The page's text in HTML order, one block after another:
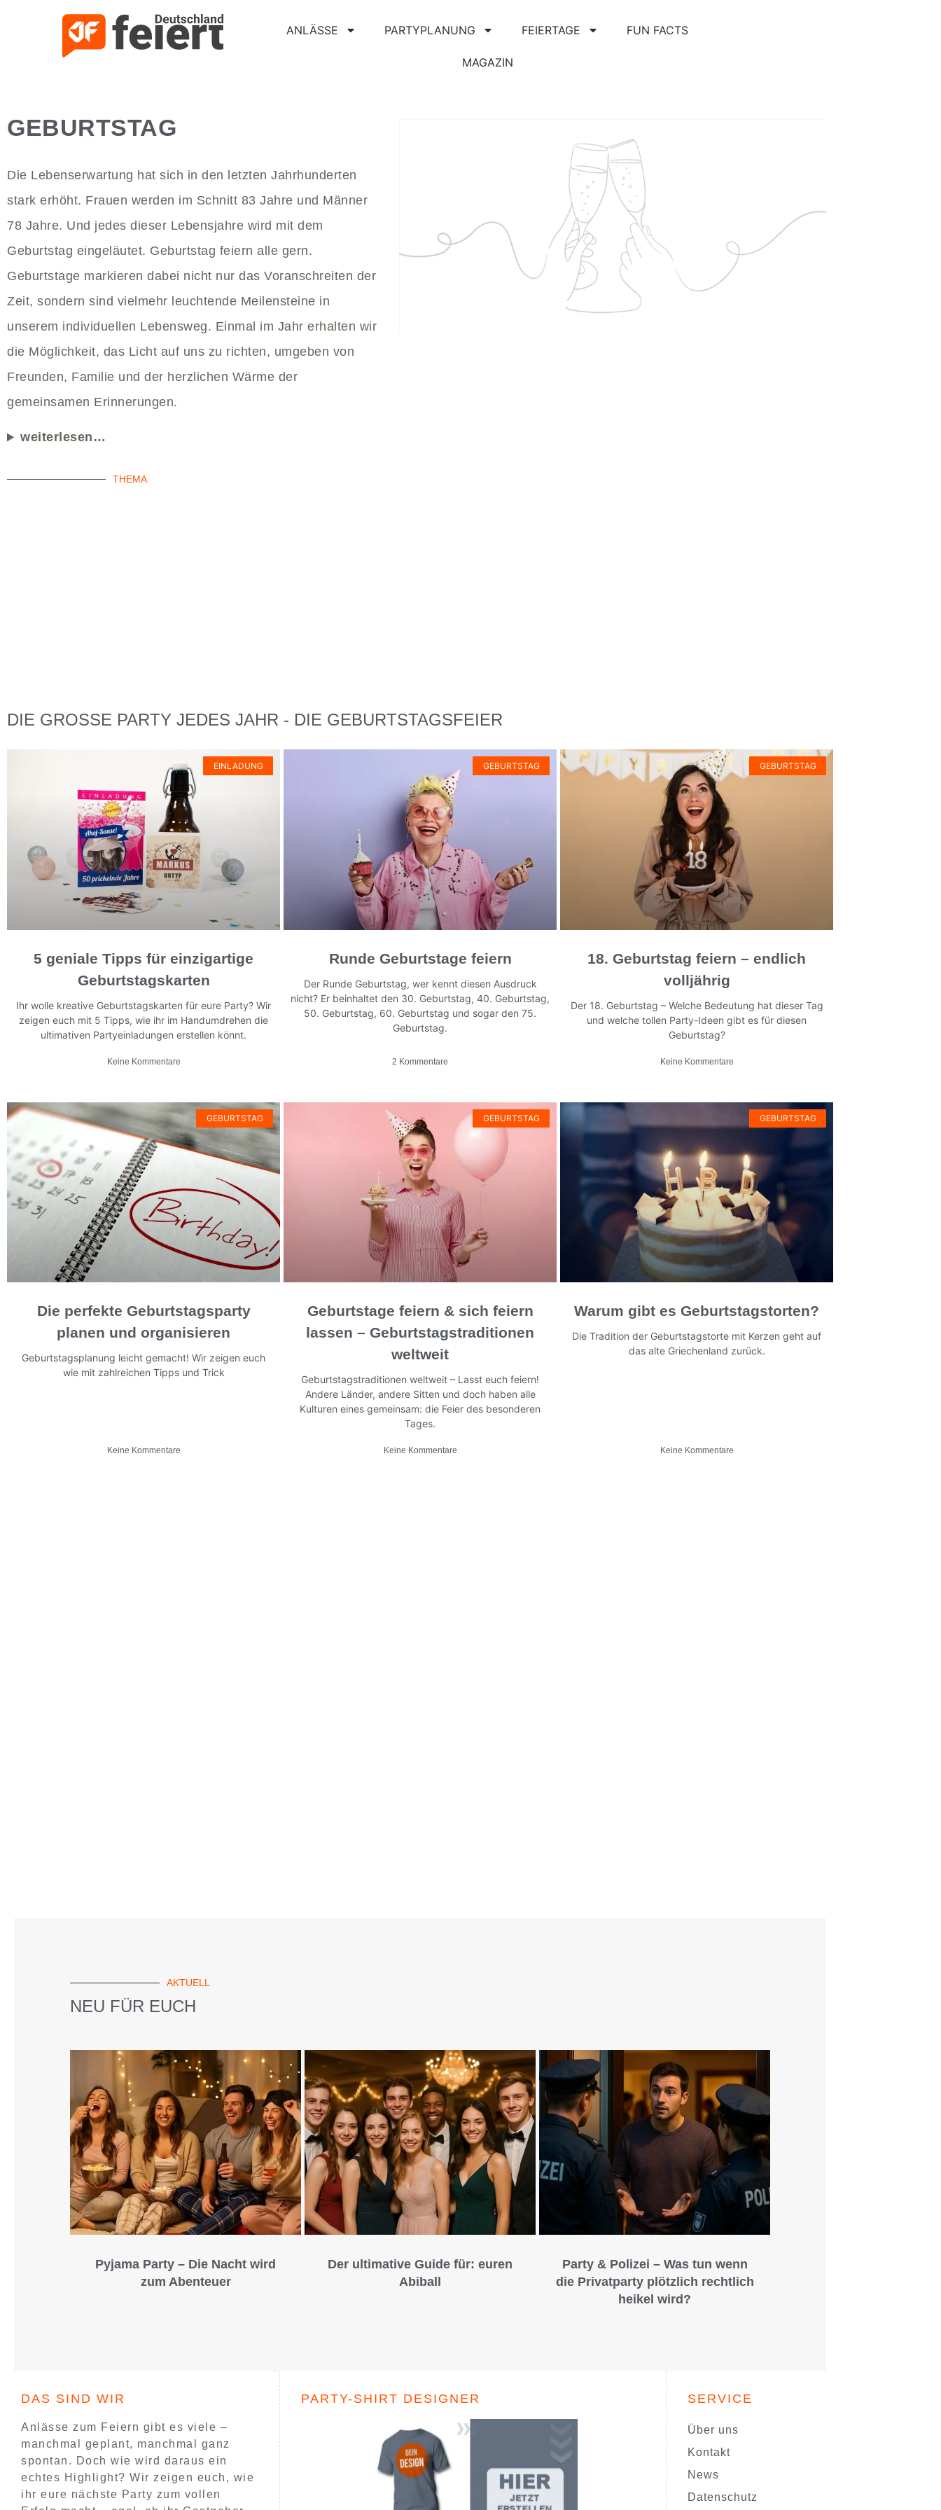
ANLÄSSE PARTYPLANUNG FEIERTAGE FUN FACTS
MAGAZIN
GEBURTSTAG
Die Lebenserwartung hat sich in den letzten Jahrhunderten
stark erhöht. Frauen werden im Schnitt 83 Jahre und Männer
78 Jahre. Und jedes dieser Lebensjahre wird mit dem
Geburtstag eingeläutet. Geburtstag feiern alle gern.
Geburtstage markieren dabei nicht nur das Voranschreiten der
Zeit, sondern sind vielmehr leuchtende Meilensteine in
unserem individuellen Lebensweg. Einmal im Jahr erhalten wir
die Möglichkeit, das Licht auf uns zu richten, umgeben von
Freunden, Familie und der herzlichen Wärme der
gemeinsamen Erinnerungen.
weiterlesen…
THEMA
DIE GROSSE PARTY JEDES JAHR - DIE GEBURTSTAGSFEIER
EINLADUNG
5 geniale Tipps für einzigartige
Geburtstagskarten
Ihr wolle kreative Geburtstagskarten für eure Party? Wir
zeigen euch mit 5 Tipps, wie ihr im Handumdrehen die
ultimativen Partyeinladungen erstellen könnt.
Keine Kommentare
GEBURTSTAG
Runde Geburtstage feiern
Der Runde Geburtstag, wer kennt diesen Ausdruck
nicht? Er beinhaltet den 30. Geburtstag, 40. Geburtstag,
50. Geburtstag, 60. Geburtstag und sogar den 75.
Geburtstag.
2 Kommentare
GEBURTSTAG
18. Geburtstag feiern – endlich
volljährig
Der 18. Geburtstag – Welche Bedeutung hat dieser Tag
und welche tollen Party-Ideen gibt es für diesen
Geburtstag?
Keine Kommentare
GEBURTSTAG
Die perfekte Geburtstagsparty
planen und organisieren
Geburtstagsplanung leicht gemacht! Wir zeigen euch
wie mit zahlreichen Tipps und Trick
Keine Kommentare
GEBURTSTAG
Geburtstage feiern & sich feiern
lassen – Geburtstagstraditionen
weltweit
Geburtstagstraditionen weltweit – Lasst euch feiern!
Andere Länder, andere Sitten und doch haben alle
Kulturen eines gemeinsam: die Feier des besonderen
Tages.
Keine Kommentare
GEBURTSTAG
Warum gibt es Geburtstagstorten?
Die Tradition der Geburtstagstorte mit Kerzen geht auf
das alte Griechenland zurück.
Keine Kommentare
AKTUELL
NEU FÜR EUCH
Pyjama Party – Die Nacht wird
zum Abenteuer
Der ultimative Guide für: euren
Abiball
Party & Polizei – Was tun wenn
die Privatparty plötzlich rechtlich
heikel wird?
DAS SIND WIR
Anlässe zum Feiern gibt es viele –
manchmal geplant, manchmal ganz
spontan. Doch wie wird daraus ein
echtes Highlight? Wir zeigen euch, wie
ihr eure nächste Party zum vollen
PARTY-SHIRT DESIGNER SERVICE
Über uns
Kontakt
News
Datenschutz